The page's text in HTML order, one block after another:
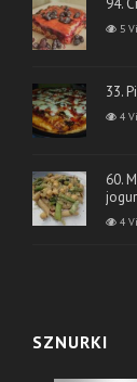
94.
5
33.
4
60.
4
SZNURKI